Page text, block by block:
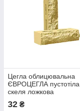
Цегла облицювальна
ЄВРОЦЕГЛА пустотіла
скеля ложкова
250х90х65мм жовта
32 ₴